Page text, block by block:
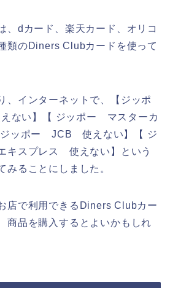
、dカード、楽天カード、オリコ
類のDiners Clubカードを使って
、インターネットで、【ジッポ
ない】【 ジッポー マスターカ
ッポー JCB 使えない】【 ジ
キスプレス 使えない】という
みることにしました。
店で利用できるDiners Clubカー
商品を購入するとよいかもしれ